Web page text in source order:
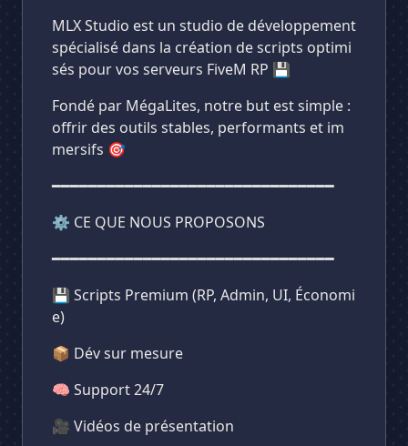
MLX Studio est un studio de développement
spécialisé dans la création de scripts optimi
sés pour vos serveurs FiveM RP 💾
Fondé par MégaLites, notre but est simple :
offrir des outils stables, performants et im
mersifs 🎯
━━━━━━━━━━━━━━━━━━━━━━━━━━━━━━━
⚙️ CE QUE NOUS PROPOSONS
━━━━━━━━━━━━━━━━━━━━━━━━━━━━━━━
💾 Scripts Premium (RP, Admin, UI, Économi
e)
📦 Dév sur mesure
🧠 Support 24/7
🎥 Vidéos de présentation